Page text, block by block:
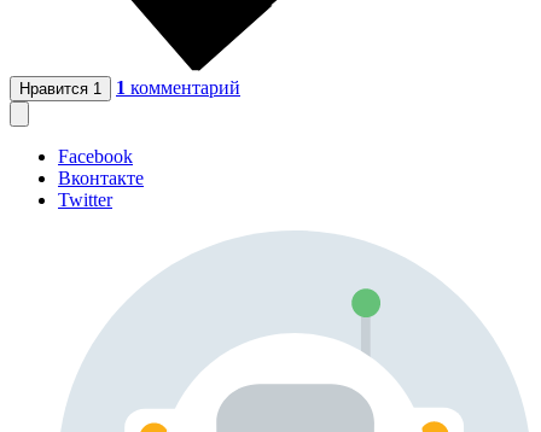
Нравится 1 1 комментарий
Facebook
Вконтакте
Twitter